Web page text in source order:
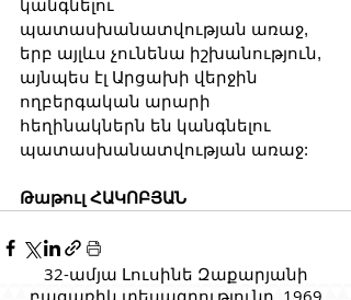
կանգնելու
պատասխանատվության առաջ,
երբ այլևս չունենա իշխանություն,
այնպես էլ Արցախի վերջին
ողբերգական արարի
հեղինակներն են կանգնելու
պատասխանատվության առաջ:
Թաթուլ ՀԱԿՈԲՅԱՆ
32-ամյա Լուսինե Զաքարյանի
բացառիկ տեսագրությունը, 1969